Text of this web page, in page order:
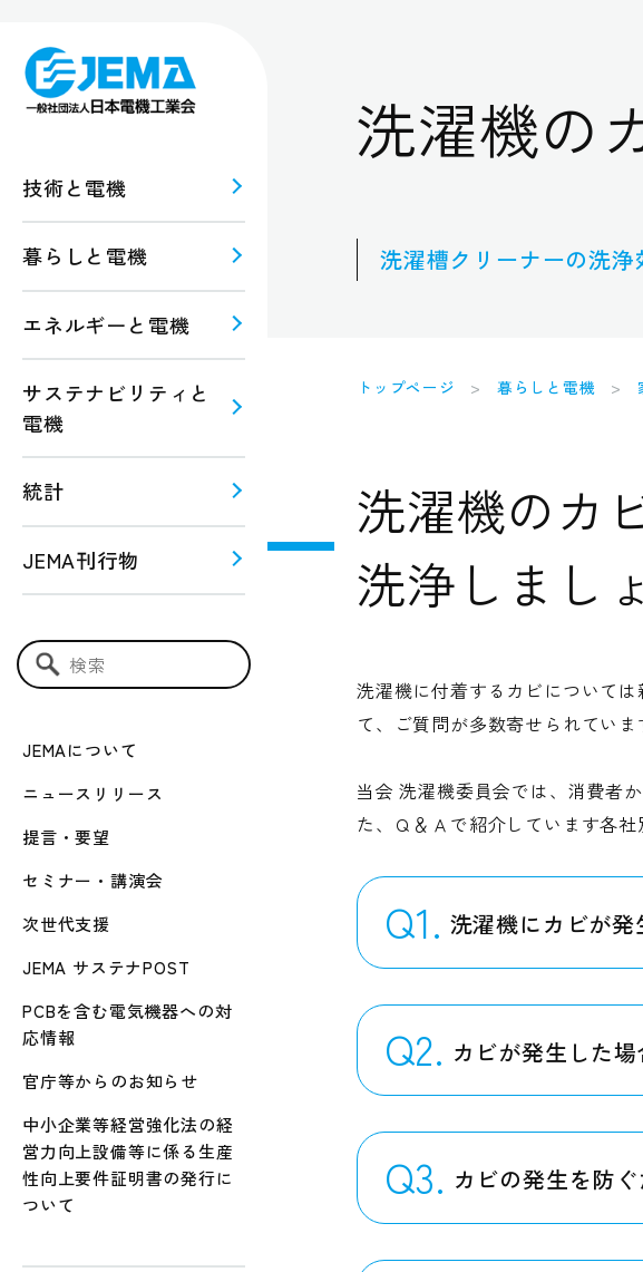
技術と電機
暮らしと電機
エネルギーと電機
サステナビリティと
電機
統計
JEMA刊行物
検索キーワード入力
JEMAについて
ニュースリリース
提言・要望
セミナー・講演会
次世代支援
JEMA サステナPOST
PCBを含む電気機器への対
応情報
官庁等からのお知らせ
中小企業等経営強化法の経
営力向上設備等に係る生産
性向上要件証明書の発行に
ついて
連
！
ギー
洗濯機の
洗濯槽クリーナーの洗浄
トップページ 暮らしと電機
洗濯機のカ
洗浄しまし
洗濯機に付着するカビについて
て、ご質問が多数寄せられていま
当会 洗濯機委員会では、消費者
た、Ｑ＆Ａで紹介しています各
Q1. 洗濯機にカビが
Q2. カビが発生した
Q3. カビの発生を防